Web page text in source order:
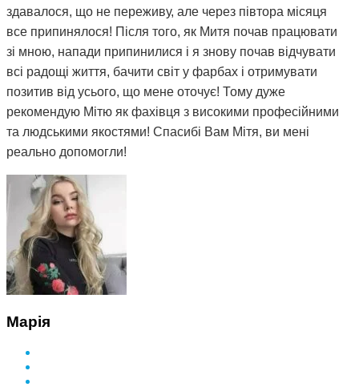
здавалося, що не переживу, але через півтора місяця
все припинялося! Після того, як Митя почав працювати
зі мною, напади припинилися і я знову почав відчувати
всі радощі життя, бачити світ у фарбах і отримувати
позитив від усього, що мене оточує! Тому дуже
рекомендую Мітю як фахівця з високими професійними
та людськими якостями! Спасибі Вам Мітя, ви мені
реально допомогли!
Марія